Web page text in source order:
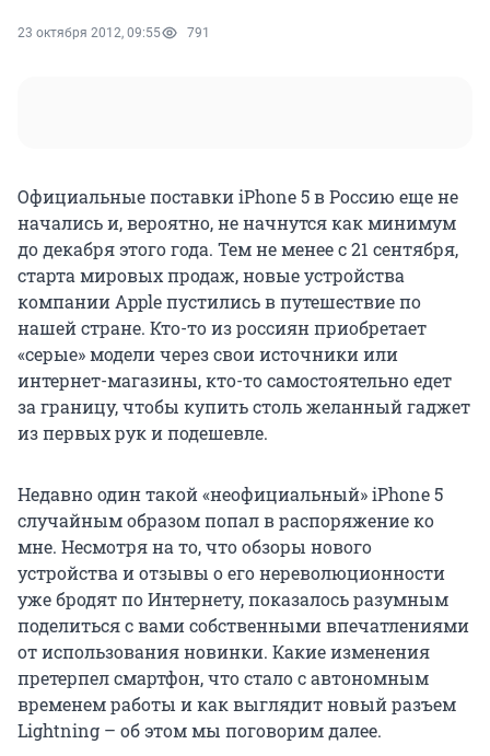
23 октября 2012, 09:55 791
Официальные поставки iPhone 5 в Россию еще не
начались и, вероятно, не начнутся как минимум
до декабря этого года. Тем не менее с 21 сентября,
старта мировых продаж, новые устройства
компании Apple пустились в путешествие по
нашей стране. Кто-то из россиян приобретает
«серые» модели через свои источники или
интернет-магазины, кто-то самостоятельно едет
за границу, чтобы купить столь желанный гаджет
из первых рук и подешевле.
Недавно один такой «неофициальный» iPhone 5
случайным образом попал в распоряжение ко
мне. Несмотря на то, что обзоры нового
устройства и отзывы о его нереволюционности
уже бродят по Интернету, показалось разумным
поделиться с вами собственными впечатлениями
от использования новинки. Какие изменения
претерпел смартфон, что стало с автономным
временем работы и как выглядит новый разъем
Lightning – об этом мы поговорим далее.